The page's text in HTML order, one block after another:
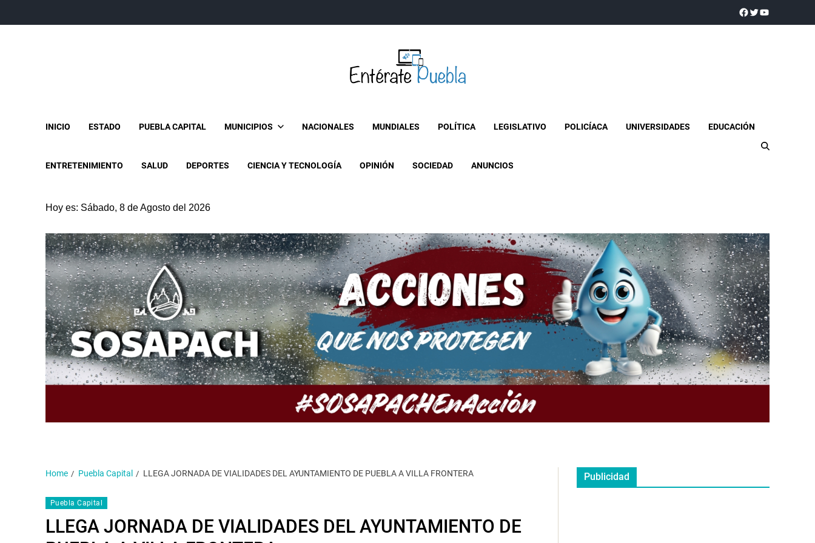
INICIO ESTADO PUEBLA CAPITAL MUNICIPIOS NACIONALES MUNDIALES POLÍTICA LEGISLATIVO POLICÍACA UNIVERSIDADES EDUCACIÓN
ENTRETENIMIENTO SALUD DEPORTES CIENCIA Y TECNOLOGÍA OPINIÓN SOCIEDAD ANUNCIOS
Hoy es: Sábado, 8 de Agosto del 2026
Home Puebla Capital LLEGA JORNADA DE VIALIDADES DEL AYUNTAMIENTO DE PUEBLA A VILLA FRONTERA
Puebla Capital
LLEGA JORNADA DE VIALIDADES DEL AYUNTAMIENTO DE
Publicidad